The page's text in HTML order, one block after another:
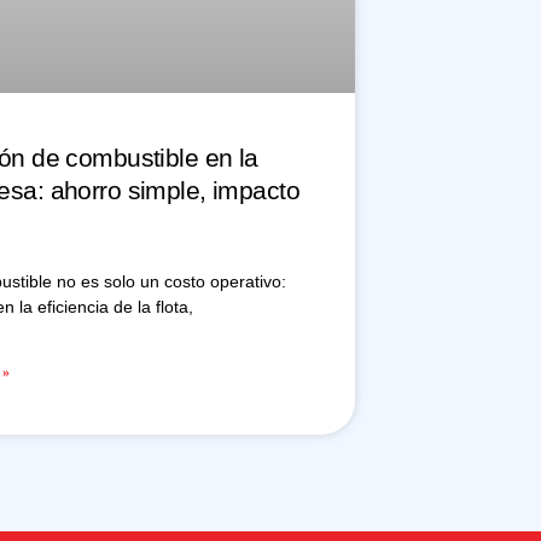
de combustible en la
ahorro simple, impacto
no es solo un costo operativo:
la eficiencia de la flota,